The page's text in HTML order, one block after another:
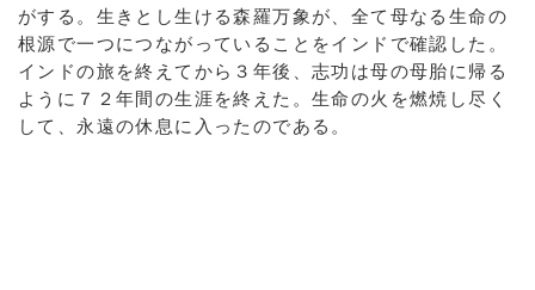
がする。生きとし生ける森羅万象が、全て母なる生命の
根源で一つにつながっていることをインドで確認した。
インドの旅を終えてから３年後、志功は母の母胎に帰る
ように７２年間の生涯を終えた。生命の火を燃焼し尽く
して、永遠の休息に入ったのである。